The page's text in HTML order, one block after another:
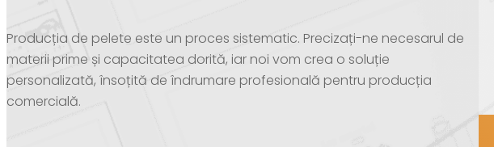
Producția de pelete este un proces sistematic. Precizați-ne necesarul de
materii prime și capacitatea dorită, iar noi vom crea o soluție
personalizată, însoțită de îndrumare profesională pentru producția
comercială.